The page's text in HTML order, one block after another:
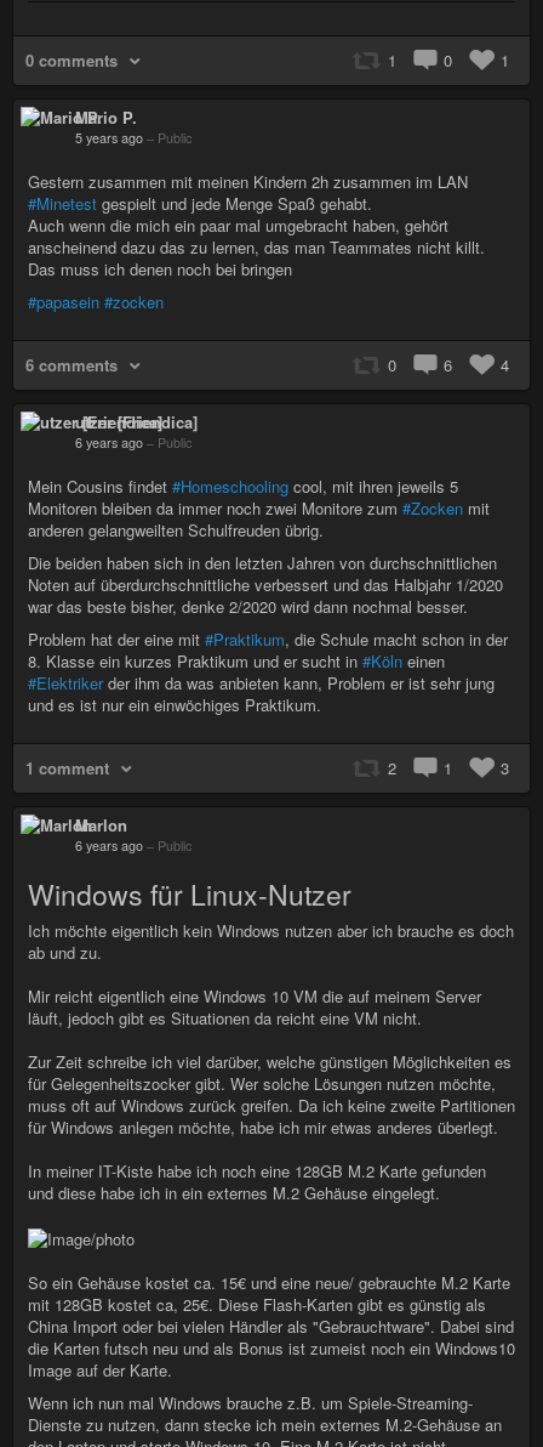
0 comments 1 0 1
Mario P.
5 years ago – Public
Gestern zusammen mit meinen Kindern 2h zusammen im LAN
#Minetest gespielt und jede Menge Spaß gehabt.
Auch wenn die mich ein paar mal umgebracht haben, gehört
anscheinend dazu das zu lernen, das man Teammates nicht killt.
Das muss ich denen noch bei bringen
#papasein #zocken
6 comments 0 6 4
utzer [Friendica]
6 years ago – Public
Mein Cousins findet #Homeschooling cool, mit ihren jeweils 5
Monitoren bleiben da immer noch zwei Monitore zum #Zocken mit
anderen gelangweilten Schulfreuden übrig.
Die beiden haben sich in den letzten Jahren von durchschnittlichen
Noten auf überdurchschnittliche verbessert und das Halbjahr 1/2020
war das beste bisher, denke 2/2020 wird dann nochmal besser.
Problem hat der eine mit #Praktikum, die Schule macht schon in der
8. Klasse ein kurzes Praktikum und er sucht in #Köln einen
#Elektrikerder ihm da was anbieten kann, Problem er ist sehr jung
und es ist nur ein einwöchiges Praktikum.
1 comment 2 1 3
Marlon
6 years ago – Public
Windows für Linux-Nutzer
Ich möchte eigentlich kein Windows nutzen aber ich brauche es doch
ab und zu.
Mir reicht eigentlich eine Windows 10 VM die auf meinem Server
läuft, jedoch gibt es Situationen da reicht eine VM nicht.
Zur Zeit schreibe ich viel darüber, welche günstigen Möglichkeiten es
für Gelegenheitszocker gibt. Wer solche Lösungen nutzen möchte,
muss oft auf Windows zurück greifen. Da ich keine zweite Partitionen
für Windows anlegen möchte, habe ich mir etwas anderes überlegt.
In meiner IT-Kiste habe ich noch eine 128GB M.2 Karte gefunden
und diese habe ich in ein externes M.2 Gehäuse eingelegt.
So ein Gehäuse kostet ca. 15€ und eine neue/ gebrauchte M.2 Karte
mit 128GB kostet ca, 25€. Diese Flash-Karten gibt es günstig als
China Import oder bei vielen Händler als "Gebrauchtware". Dabei sind
die Karten futsch neu und als Bonus ist zumeist noch ein Windows10
Image auf der Karte.
Wenn ich nun mal Windows brauche z.B. um Spiele-Streaming-
Dienste zu nutzen, dann stecke ich mein externes M.2-Gehäuse an